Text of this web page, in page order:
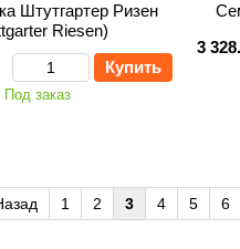
Штутгартер Ризен
Riesen)
Купить
Под заказ
3
1 2 3 4 5 6